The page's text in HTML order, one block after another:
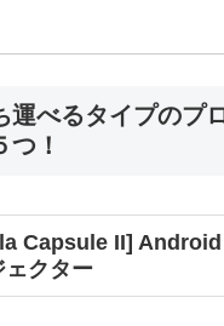
運べるタイプのプ
！
Capsule II] Android
クター